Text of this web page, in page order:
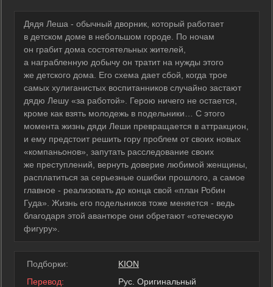
Дядя Леша - обычный дворник, который работает
в детском доме в небольшом городе. По ночам
он грабит дома состоятельных жителей,
а награбленную добычу он тратит на нужды этого
же детского дома. Его схема дает сбой, когда трое
самых хулиганистых воспитанников случайно застают
дядю Лешу «за работой». Герою ничего не остается,
кроме как взять молодежь в подельники… С этого
момента жизнь дяди Леши превращается в аттракцион,
и ему предстоит решить гору проблем от своих новых
«компаньонов», запутать расследование своих
же преступлений, вернуть доверие любимой женщины,
расплатиться за серьезные ошибки прошлого, а самое
главное - реализовать до конца свой «план Робин
Гуда». Жизнь его подельников тоже меняется - ведь
благодаря этой авантюре они обретают «отеческую
фигуру».
Подборки:
KION
Перевод:
Рус. Оригинальный